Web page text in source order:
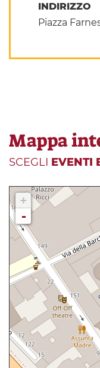
INDIRIZZO
Piazza
Mappa
SCEGLI EVENTI
+
-